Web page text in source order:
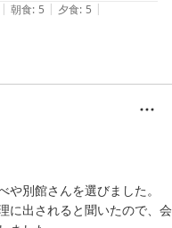
| 朝食: 5 | 夕食: 5 |
別館さんを選びました。
に出されると聞いたので、会